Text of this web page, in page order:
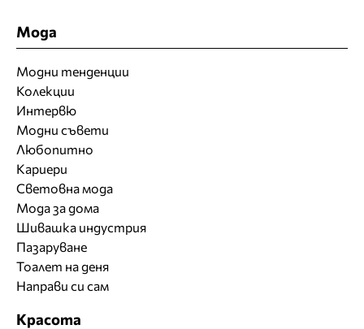
Мода
Модни тенденции
Колекции
Интервю
Модни съвети
Любопитно
Кариери
Световна мода
Мода за дома
Шивашка индустрия
Пазаруване
Тоалет на деня
Направи си сам
Красота